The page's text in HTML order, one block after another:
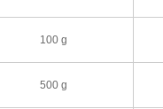
100 g
500 g